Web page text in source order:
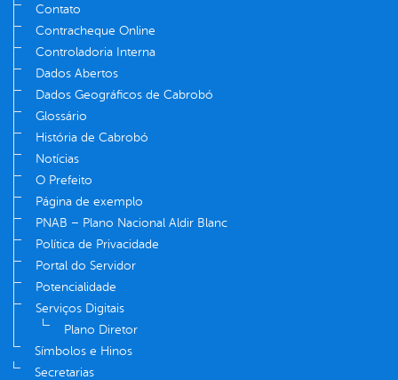
Contato
Contracheque Online
Controladoria Interna
Dados Abertos
Dados Geográficos de Cabrobó
Glossário
História de Cabrobó
Notícias
O Prefeito
Página de exemplo
PNAB – Plano Nacional Aldir Blanc
Política de Privacidade
Portal do Servidor
Potencialidade
Serviços Digitais
Plano Diretor
Símbolos e Hinos
Secretarias